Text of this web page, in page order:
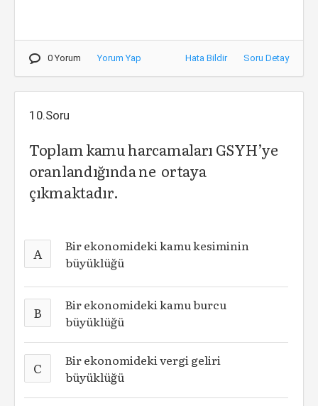
0 Yorum Yorum Yap Hata Bildir Soru Detay
10.Soru
Toplam kamu harcamaları GSYH’ye
oranlandığında ne ortaya
çıkmaktadır.
A
Bir ekonomideki kamu kesiminin
büyüklüğü
B
Bir ekonomideki kamu burcu
büyüklüğü
C
Bir ekonomideki vergi geliri
büyüklüğü